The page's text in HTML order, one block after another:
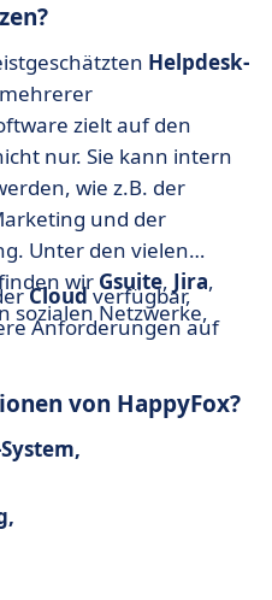
Helpdesk-
zielt auf den
nur. Sie kann intern
wie z.B. der
und der
Unter den vielen
wir Gsuite, Jira,
sozialen Netzwerke,
Cloudverfügbar,
Anforderungen auf
von HappyFox?